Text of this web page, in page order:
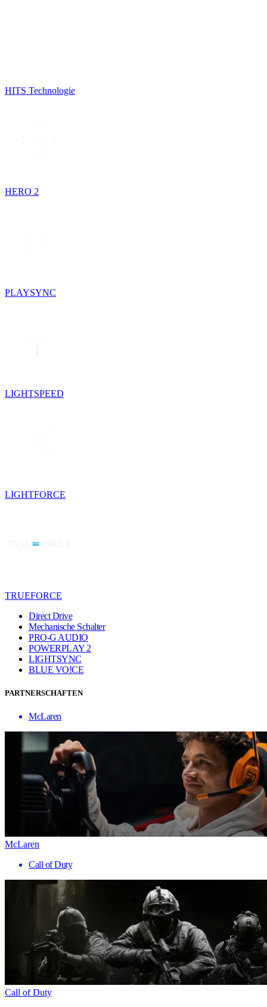
HITS Technologie
HERO 2
PLAYSYNC
LIGHTSPEED
LIGHTFORCE
TRUEFORCE
Direct Drive
Mechanische Schalter
PRO-G AUDIO
POWERPLAY 2
LIGHTSYNC
BLUE VO!CE
PARTNERSCHAFTEN
McLaren
McLaren
Call of Duty
Call of Duty